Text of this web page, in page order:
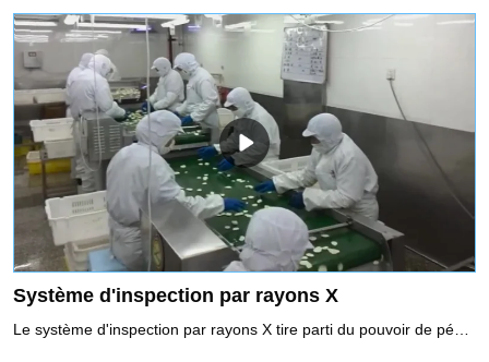
Système d'inspection par rayons X